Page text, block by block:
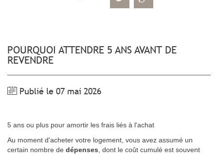
POURQUOI ATTENDRE 5 ANS AVANT DE
REVENDRE
Publié le 07 mai 2026
5 ans ou plus pour amortir les frais liés à l'achat
Au moment d'acheter votre logement, vous avez assumé un
certain nombre de dépenses , dont le coût cumulé est souvent